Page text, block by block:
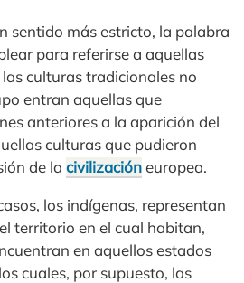
sentido más estricto, la palabra
para referirse a aquellas
culturas tradicionales no
entran aquellas que
anteriores a la aparición del
culturas que pudieron
de la civilizacióneuropea.
los indígenas, representan
territorio en el cual habitan,
en aquellos estados
cuales, por supuesto, las